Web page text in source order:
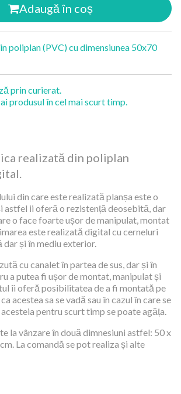
Adaugă în coș
poliplan (PVC) cu dimensiunea 50x70
prin curierat.
produsul în cel mai scurt timp.
realizată din poliplan
din care este realizată planșa este o
astfel ii oferă o rezistență deosebită, dar
o face foarte ușor de manipulat, montat
este realizată digital cu cerneluri
și în mediu exterior.
cu canalet în partea de sus, dar și în
a putea fi ușor de montat, manipulat și
îi oferă posibilitatea de a fi montată pe
acestea sa se vadă sau în cazul în care se
pentru scurt timp se poate agăța.
la vânzare în două dimnesiuni astfel: 50 x
La comandă se pot realiza și alte